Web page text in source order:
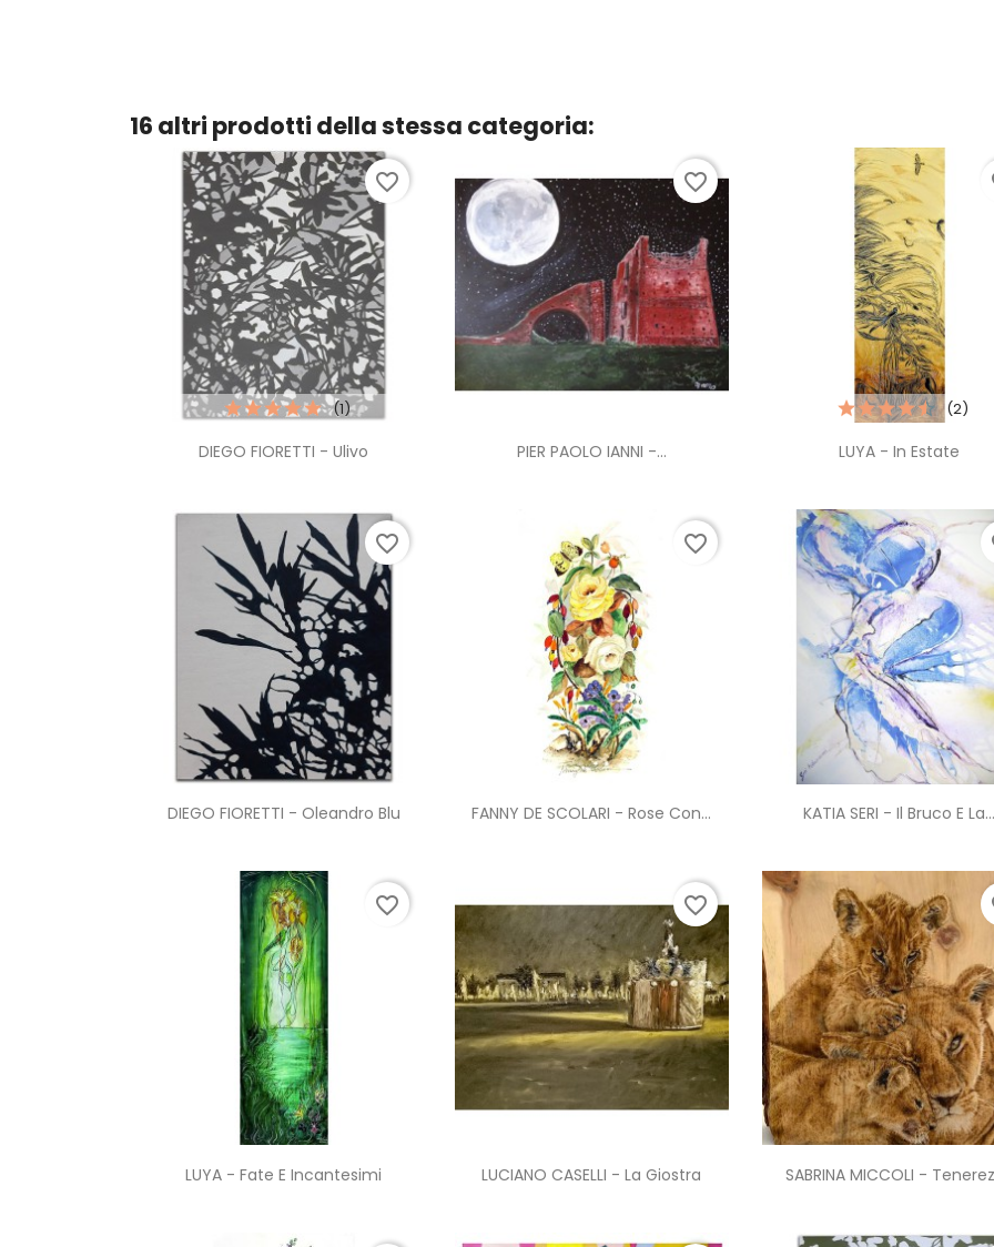
16 altri prodotti della stessa categoria:
 Anteprima
DIEGO FIORETTI - Ulivo
(1)
favorite_border
Anteprima
PIER PAOLO IANNI -...
favorite_border
Anteprima
LUYA - In Estate
(2)
Anteprima
DIEGO FIORETTI - Oleandro Blu
favorite_border
Anteprima
FANNY DE SCOLARI - Rose Con...
favorite_border
Anteprima
KATIA SERI - Il Bruco E La...
Anteprima
LUYA - Fate E Incantesimi
favorite_border
Anteprima
LUCIANO CASELLI - La Giostra
favorite_border
Anteprima
SABRINA MICCOLI -